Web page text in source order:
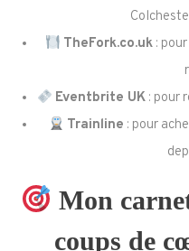
TheFork.co.uk :
Eventbrite UK : pour
Trainline : pour
Mon
coups de